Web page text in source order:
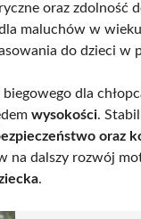
oraz zdolność
maluchów w
do dzieci w
dla
wysokości.
oraz
na dalszy rozwój
.